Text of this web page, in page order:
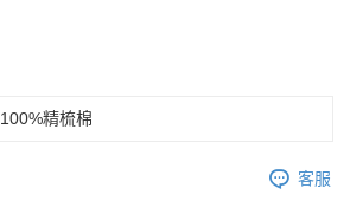
100%精梳棉
客服